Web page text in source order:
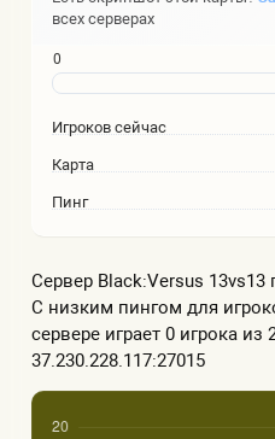
Сервер Black:Versus 13vs13
С низким пингом для
сервере играет 0 игрока
37.230.228.117:27015
всех серверах
0
Игроков сейчас
Карта
Пинг